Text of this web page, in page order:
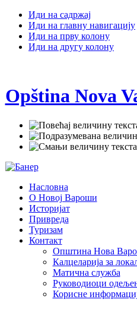
Иди на садржај
Иди на главну навигацију
Иди на прву колону
Иди на другу колону
Opština Nova
Насловна
О Новој Вароши
Историјат
Привреда
Туризам
Контакт
Општина Нова
Калцеларија за
Матична служба
Руководиоци
Корисне